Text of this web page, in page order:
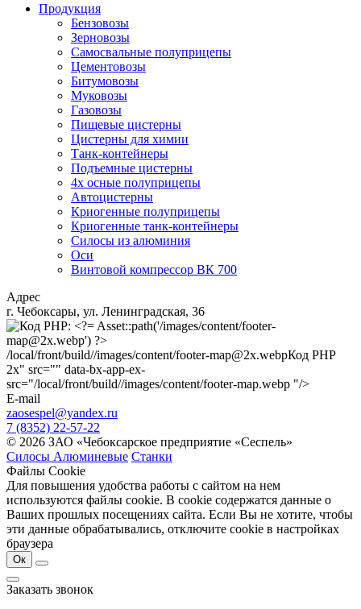
Продукция
Бензовозы
Зерновозы
Самосвальные полуприцепы
Цементовозы
Битумовозы
Муковозы
Газовозы
Пищевые цистерны
Цистерны для химии
Танк-контейнеры
Подъемные цистерны
4х осные полуприцепы
Автоцистерны
Криогенные полуприцепы
Криогенные танк-контейнеры
Силосы из алюминия
Оси
Винтовой компрессор ВК 700
Адрес
г. Чебоксары, ул. Ленинградская, 36
/local/front/build//images/content/footer-map@2x.webpКод PHP
2x" src="" data-bx-app-ex-
src="/local/front/build//images/content/footer-map.webp "/>
E-mail
zaosespel@yandex.ru
7 (8352) 22-57-22
© 2026 ЗАО «Чебоксарское предприятие «Сеспель»
Силосы Алюминевые Станки
Файлы Cookie
Для повышения удобства работы с сайтом на нем
используются файлы cookie. В cookie содержатся данные о
Ваших прошлых посещениях сайта. Если Вы не хотите, чтобы
эти данные обрабатывались, отключите cookie в настройках
браузера
Ок
Заказать звонок